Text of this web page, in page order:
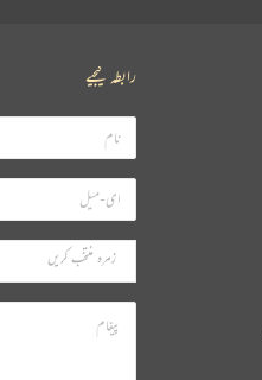
رابطہ کیجیے